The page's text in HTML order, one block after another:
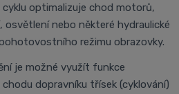
optimalizuje chod motorů,
osvětlení nebo některé hydraulické
režimu obrazovky.
je možné využít funkce
dopravníku třísek (cyklování)